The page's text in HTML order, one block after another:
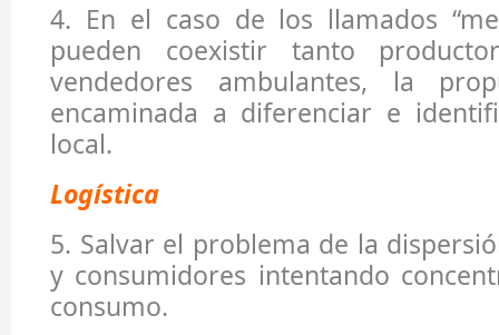
4. En el caso de los llamados
pueden coexistir tanto
vendedores ambulantes, la
encaminada a diferenciar e
local.
Logística
5. Salvar el problema de la
y consumidores intentando
consumo.